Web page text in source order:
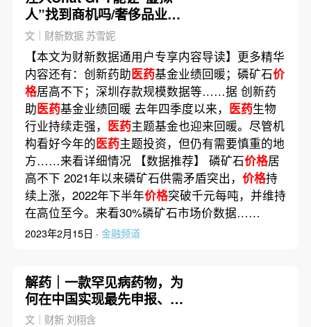
人”找到商机吗/奢侈品业对
2023年复苏信心满满｜数据
精华
文｜财新数据 苏雪妮
【本文为财新数据通用户专享内容导读】更多精华
内容还有：创新药助医药基金业绩回暖；磷矿石价
格居高不下；深圳存款规模数据等……据 创新药
助医药基金业绩回暖 去年四季度以来， 医药生物
行业持续走强， 医药主题基金也迎来回暖。尽管机
构看好今年的医药主题投资，但仍有需要慎重的地
方……来看详细情况 【数据推荐】 磷矿石价格居
高不下 2021年以来磷矿石供需矛盾突出， 价格持
续上涨，2022年下半年价格突破千元每吨，并维持
在高位至今。来看30%磷矿石市场价数据……
2023年2月15日 · 金融频道
解药｜一款罕见病药物，为
何在中国实现最先申报、最
先获批？
文｜财新 刘栩含